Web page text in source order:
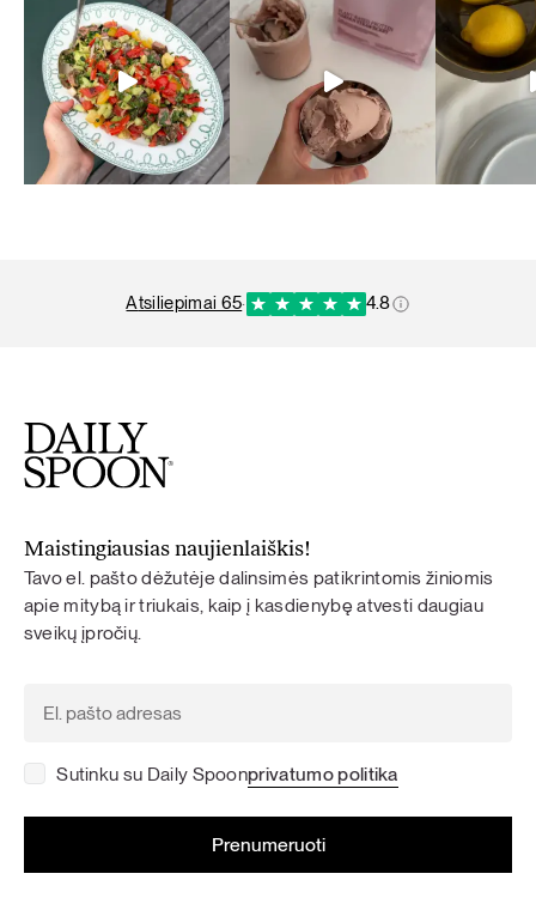
atsiliepimai 65· 4.8
Maistingiausias naujienlaiškis!
Tavo el. pašto dėžutėje dalinsimės patikrintomis žiniomis
apie mitybą ir triukais, kaip į kasdienybę atvesti daugiau
sveikų įpročių.
Sutinku su Daily Spoonprivatumo politika